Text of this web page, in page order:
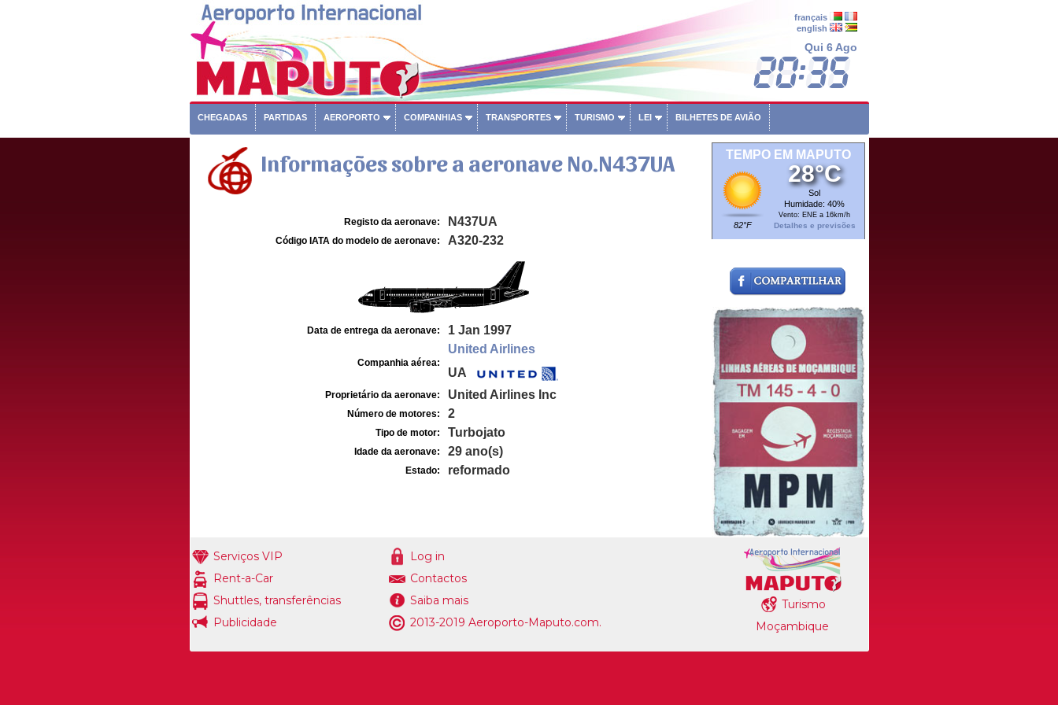
français
english
Qui 6 Ago
CHEGADAS PARTIDAS AEROPORTO COMPANHIAS TRANSPORTES TURISMO LEI BILHETES DE AVIÃO
Informações sobre a aeronave No.N437UA
Registo da aeronave: N437UA
Código IATA do modelo de aeronave: A320-232
Data de entrega da aeronave: 1 Jan 1997
Companhia aérea:
United Airlines
UA
Proprietário da aeronave: United Airlines Inc
Número de motores: 2
Tipo de motor: Turbojato
Idade da aeronave: 29 ano(s)
Estado: reformado
TEMPO EM MAPUTO
82°F
28°C
Sol
Humidade: 40%
Vento: ENE a 16km/h
Detalhes e previsões
Serviços VIP
Rent-a-Car
Shuttles, transferências
Publicidade
Log in
Contactos
Saiba mais
2013-2019 Aeroporto-Maputo.com.
Turismo
Moçambique